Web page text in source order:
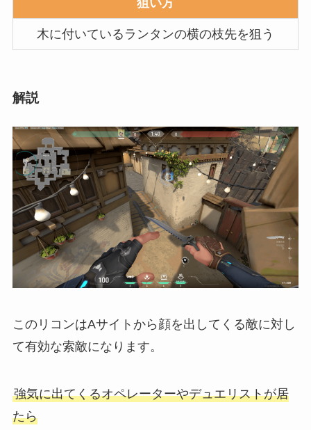
木に付いているランタンの横の枝先を狙う
解説
このリコンはAサイトから顔を出してくる敵に対し
て有効な索敵になります。
強気に出てくるオペレーターやデュエリストが居
たら